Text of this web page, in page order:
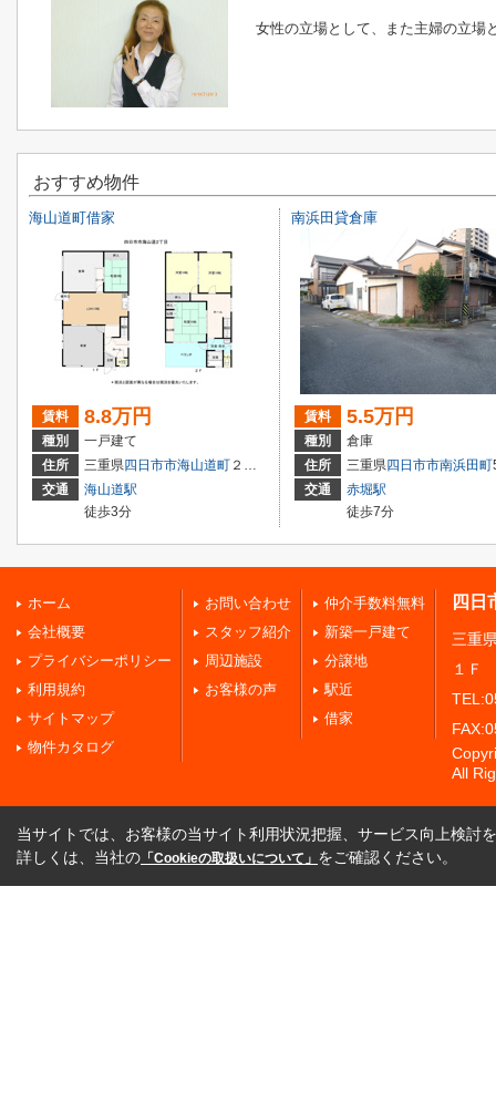
女性の立場として、また主婦の立場
おすすめ物件
海山道町借家
賃料 8.8万円
種別
一戸建て
住所
三重県四日市市海山道町 ２丁目77
交通
海山道駅
徒歩3分
南浜田貸倉庫
賃料 5.5万円
種別
倉庫
住所
三重県四日市市南浜田町
交通
赤堀駅
徒歩7分
ホーム
会社概要
プライバシーポリシー
利用規約
サイトマップ
物件カタログ
お問い合わせ
スタッフ紹介
周辺施設
お客様の声
仲介手数料無料
新築一戸建て
分譲地
駅近
借家
四日
三重
１Ｆ
All
当サイトでは、お客様の当サイト利用状況把握、サービス向上検討
詳しくは、当社の 「Cookieの取扱いについて」 をご確認ください。